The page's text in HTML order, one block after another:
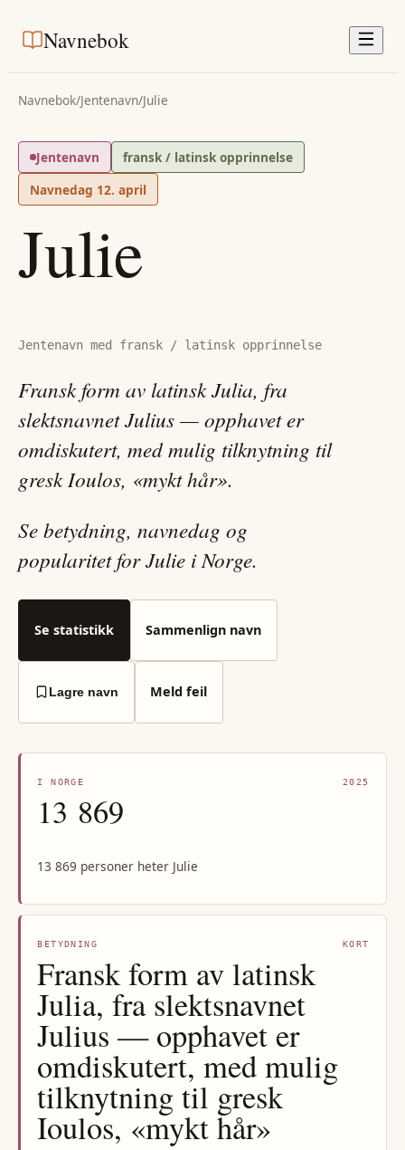
Navnebok
Navnebok/Jentenavn/Julie
Jentenavn
fransk / latinsk opprinnelse
Navnedag 12. april
Julie
Jentenavn med fransk / latinsk opprinnelse
Fransk form av latinsk Julia, fra
slektsnavnet Julius — opphavet er
omdiskutert, med mulig tilknytning til
gresk Ioulos, «mykt hår».
Se betydning, navnedag og
popularitet for Julie i Norge.
Se statistikk Sammenlign navn
Lagre navn Meld feil
I NORGE 2025
13 869
13 869 personer heter Julie
BETYDNING KORT
Fransk form av latinsk
Julia, fra slektsnavnet
Julius — opphavet er
omdiskutert, med mulig
tilknytning til gresk
Ioulos, «mykt hår»